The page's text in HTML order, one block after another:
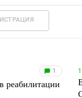
1
реабилитации